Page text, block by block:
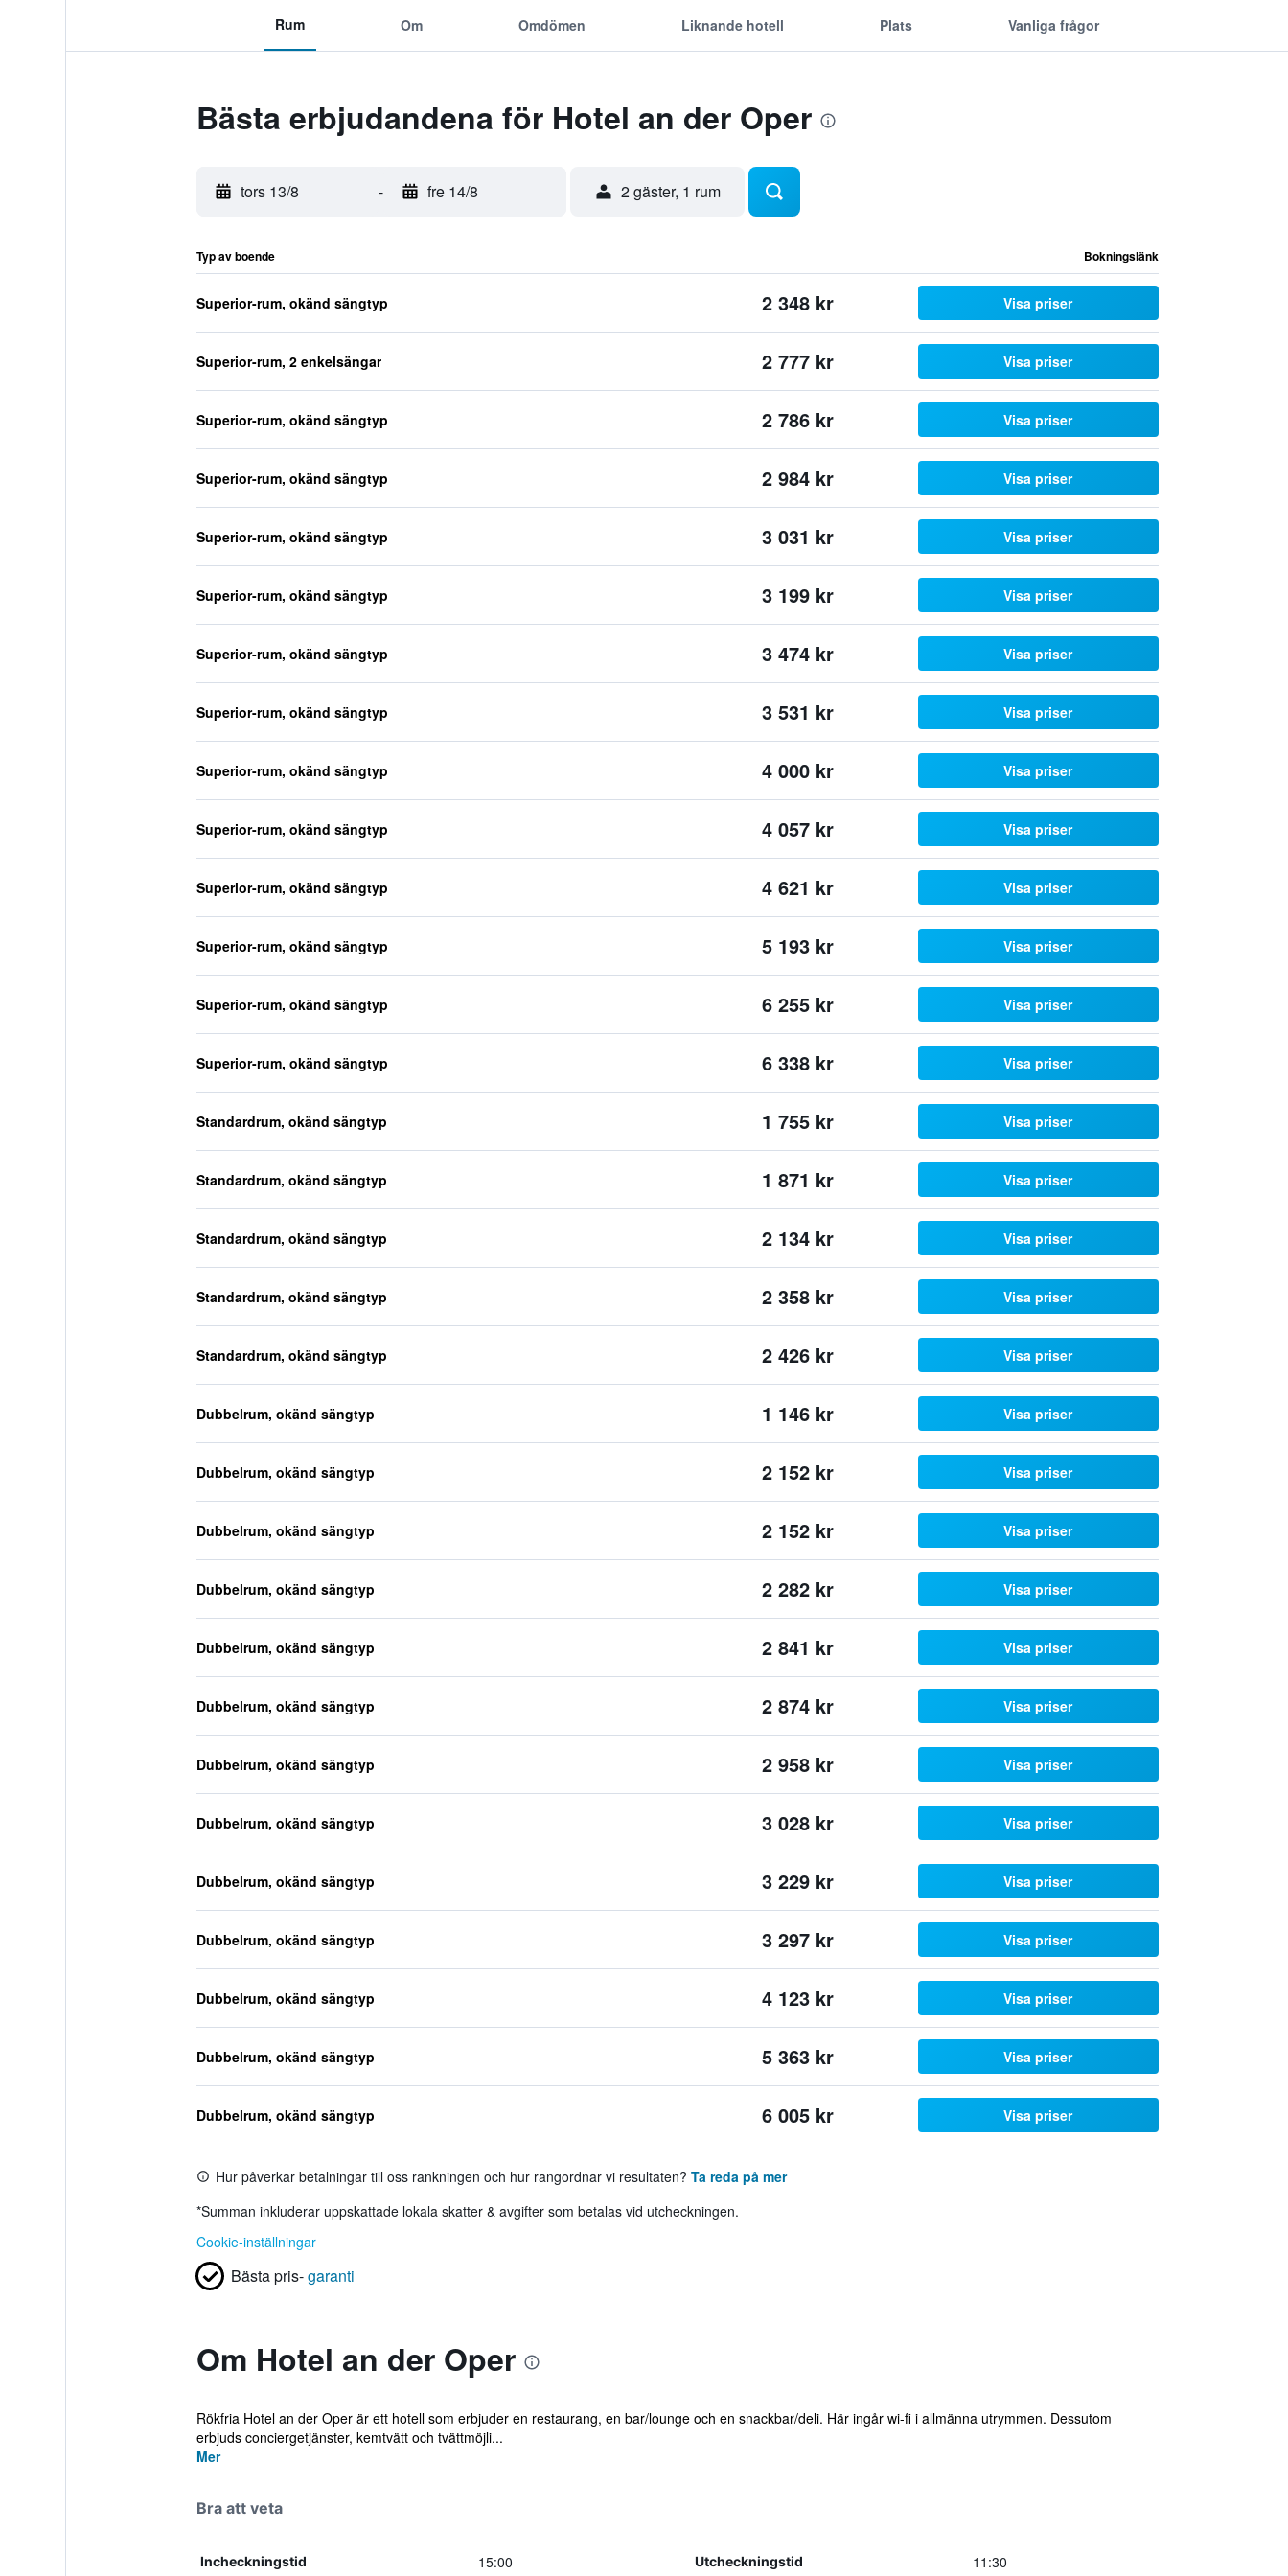
Rum Om Omdömen Liknande hotell Plats Vanliga frågor
Bästa erbjudandena för Hotel an der Oper
tors 13/8 - fre 14/8 2 gäster, 1 rum
Typ av boende Bokningslänk
Superior-rum, okänd sängtyp 2 348 kr Visa priser
Superior-rum, 2 enkelsängar 2 777 kr Visa priser
Superior-rum, okänd sängtyp 2 786 kr Visa priser
Superior-rum, okänd sängtyp 2 984 kr Visa priser
Superior-rum, okänd sängtyp 3 031 kr Visa priser
Superior-rum, okänd sängtyp 3 199 kr Visa priser
Superior-rum, okänd sängtyp 3 474 kr Visa priser
Superior-rum, okänd sängtyp 3 531 kr Visa priser
Superior-rum, okänd sängtyp 4 000 kr Visa priser
Superior-rum, okänd sängtyp 4 057 kr Visa priser
Superior-rum, okänd sängtyp 4 621 kr Visa priser
Superior-rum, okänd sängtyp 5 193 kr Visa priser
Superior-rum, okänd sängtyp 6 255 kr Visa priser
Superior-rum, okänd sängtyp 6 338 kr Visa priser
Standardrum, okänd sängtyp 1 755 kr Visa priser
Standardrum, okänd sängtyp 1 871 kr Visa priser
Standardrum, okänd sängtyp 2 134 kr Visa priser
Standardrum, okänd sängtyp 2 358 kr Visa priser
Standardrum, okänd sängtyp 2 426 kr Visa priser
Dubbelrum, okänd sängtyp 1 146 kr Visa priser
Dubbelrum, okänd sängtyp 2 152 kr Visa priser
Dubbelrum, okänd sängtyp 2 152 kr Visa priser
Dubbelrum, okänd sängtyp 2 282 kr Visa priser
Dubbelrum, okänd sängtyp 2 841 kr Visa priser
Dubbelrum, okänd sängtyp 2 874 kr Visa priser
Dubbelrum, okänd sängtyp 2 958 kr Visa priser
Dubbelrum, okänd sängtyp 3 028 kr Visa priser
Dubbelrum, okänd sängtyp 3 229 kr Visa priser
Dubbelrum, okänd sängtyp 3 297 kr Visa priser
Dubbelrum, okänd sängtyp 4 123 kr Visa priser
Dubbelrum, okänd sängtyp 5 363 kr Visa priser
Dubbelrum, okänd sängtyp 6 005 kr Visa priser
Hur påverkar betalningar till oss rankningen och hur rangordnar vi resultaten? Ta reda på mer
*Summan inkluderar uppskattade lokala skatter & avgifter som betalas vid utcheckningen.
Cookie-inställningar
Bästa pris-garanti
Om Hotel an der Oper
Rökfria Hotel an der Oper är ett hotell som erbjuder en restaurang, en bar/lounge och en snackbar/deli. Här ingår wi-fi i allmänna utrymmen. Dessutom
erbjuds conciergetjänster, kemtvätt och tvättmöjli...
Mer
Bra att veta
Incheckningstid 15:00 Utcheckningstid 11:30